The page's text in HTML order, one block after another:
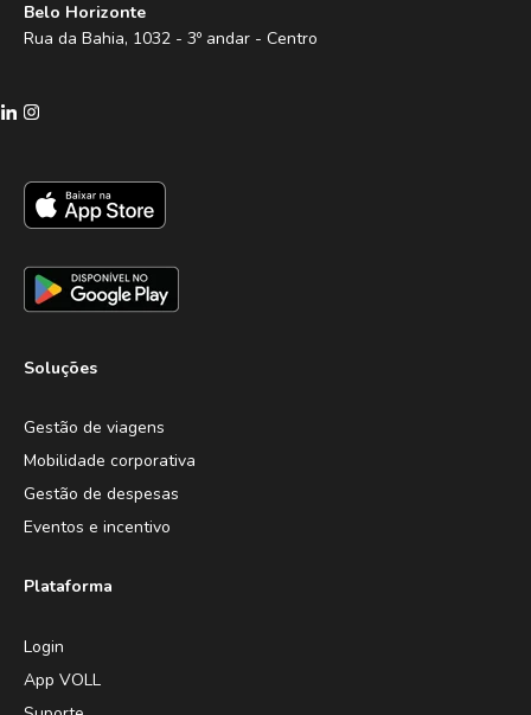
Belo Horizonte
Rua da Bahia, 1032 - 3º andar - Centro
Soluções
Gestão de viagens
Mobilidade corporativa
Gestão de despesas
Eventos e incentivo
Plataforma
Login
App VOLL